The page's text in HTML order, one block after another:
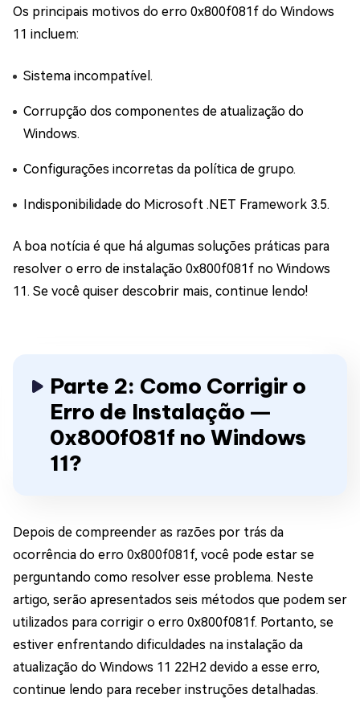
Os principais motivos do erro 0x800f081f do Windows
11 incluem:
Sistema incompatível.
Corrupção dos componentes de atualização do
Windows.
Configurações incorretas da política de grupo.
Indisponibilidade do Microsoft .NET Framework 3.5.
A boa notícia é que há algumas soluções práticas para
resolver o erro de instalação 0x800f081f no Windows
11. Se você quiser descobrir mais, continue lendo!
Parte 2: Como Corrigir o
Erro de Instalação ―
0x800f081f no Windows
11?
Depois de compreender as razões por trás da
ocorrência do erro 0x800f081f, você pode estar se
perguntando como resolver esse problema. Neste
artigo, serão apresentados seis métodos que podem ser
utilizados para corrigir o erro 0x800f081f. Portanto, se
estiver enfrentando dificuldades na instalação da
atualização do Windows 11 22H2 devido a esse erro,
continue lendo para receber instruções detalhadas.